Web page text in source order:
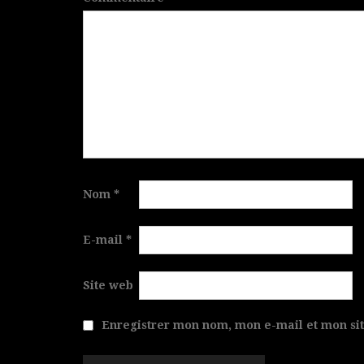
Nom *
E-mail *
Site web
Enregistrer mon nom, mon e-mail et mon